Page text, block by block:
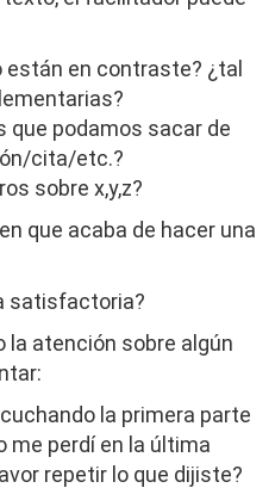
están en contraste? ¿tal
que podamos sacar de
cita/etc.?
sobre x,y,z?
que acaba de hacer una
satisfactoria?
la atención sobre algún
la primera parte
me perdí en la última
repetir lo que dijiste?